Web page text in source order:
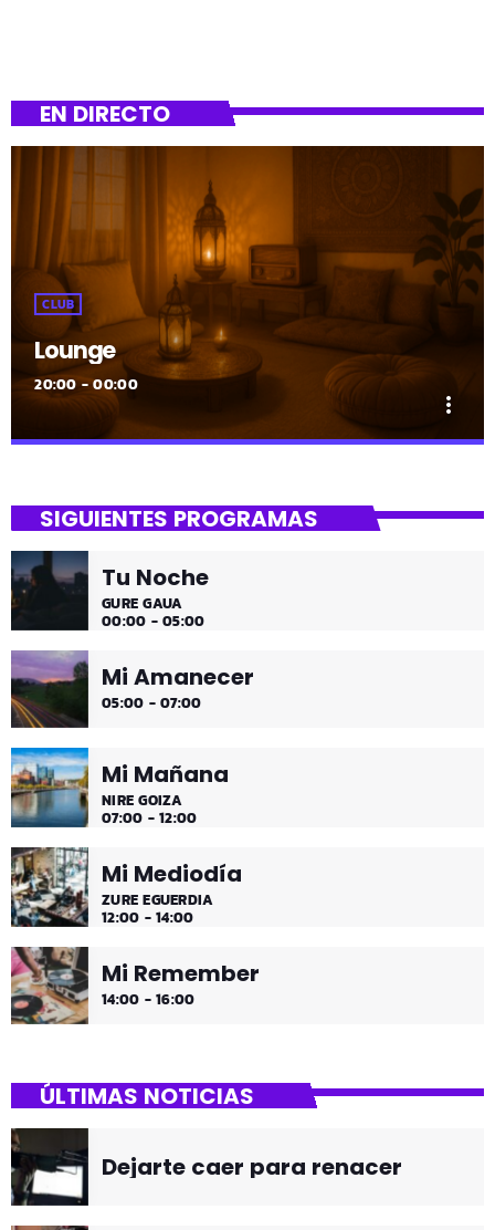
EN DIRECTO
CLUB
Lounge
20:00 - 00:00
more_vert
Hora de desconectar de todo
Es hora de ir desconectando, y qué mejor que hacerlo
con sonidos que nos transportan, tal vez, a islas
paradisíacas. ¿Hace una infusión? ¿Un mojito?
SIGUIENTES PROGRAMAS
Tu Noche
GURE GAUA
00:00 - 05:00
Mi Amanecer
05:00 - 07:00
Mi Mañana
NIRE GOIZA
07:00 - 12:00
Mi Mediodía
ZURE EGUERDIA
12:00 - 14:00
Mi Remember
14:00 - 16:00
ÚLTIMAS NOTICIAS
Dejarte caer para renacer